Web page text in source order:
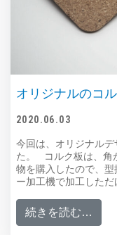
オリジナルのコ
2020.06.03
今回は、オリジナル
た。 コルク板は、角
物を購入したので、
ー加工機で加工した
続きを読む…